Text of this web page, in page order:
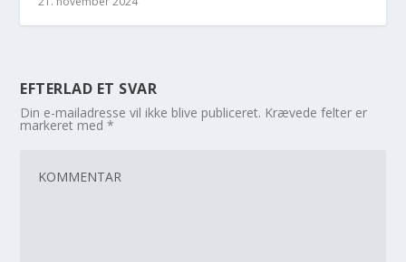
EFTERLAD ET SVAR
Din e-mailadresse vil ikke blive publiceret. Krævede felter er
markeret med*